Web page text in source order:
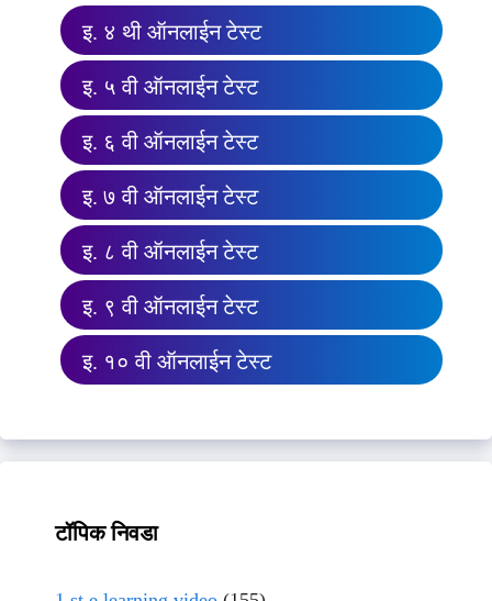
इ. ४ थी ऑनलाईन टेस्ट
इ. ५ वी ऑनलाईन टेस्ट
इ. ६ वी ऑनलाईन टेस्ट
इ. ७ वी ऑनलाईन टेस्ट
इ. ८ वी ऑनलाईन टेस्ट
इ. ९ वी ऑनलाईन टेस्ट
इ. १० वी ऑनलाईन टेस्ट
टॉपिक निवडा